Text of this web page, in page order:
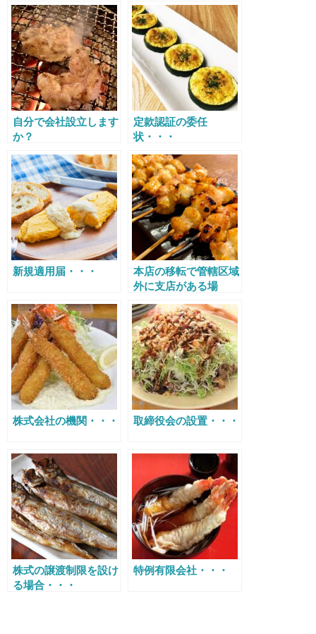
自分で会社設立します
か？
定款認証の委任
状・・・
新規適用届・・・
本店の移転で管轄区域
外に支店がある場
株式会社の機関・・・ 取締役会の設置・・・
株式の譲渡制限を設け
る場合・・・
特例有限会社・・・